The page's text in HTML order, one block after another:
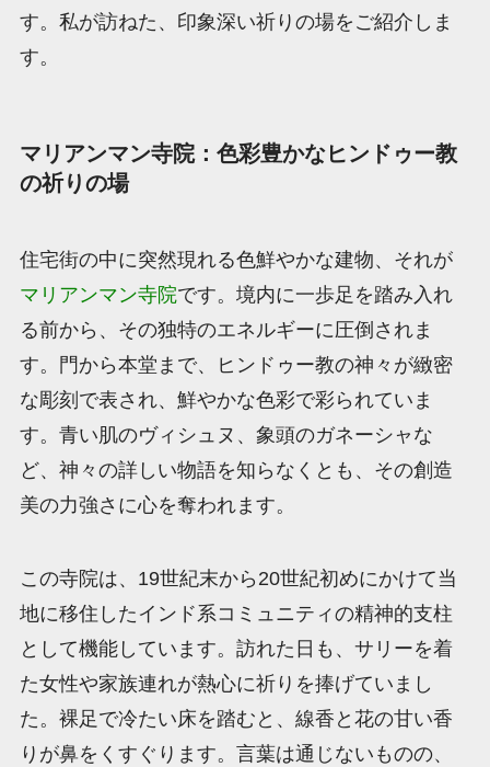
す。私が訪ねた、印象深い祈りの場をご紹介しま
す。
マリアンマン寺院：色彩豊かなヒンドゥー教
の祈りの場
住宅街の中に突然現れる色鮮やかな建物、それが
マリアンマン寺院です。境内に一歩足を踏み入れ
る前から、その独特のエネルギーに圧倒されま
す。門から本堂まで、ヒンドゥー教の神々が緻密
な彫刻で表され、鮮やかな色彩で彩られていま
す。青い肌のヴィシュヌ、象頭のガネーシャな
ど、神々の詳しい物語を知らなくとも、その創造
美の力強さに心を奪われます。
この寺院は、19世紀末から20世紀初めにかけて当
地に移住したインド系コミュニティの精神的支柱
として機能しています。訪れた日も、サリーを着
た女性や家族連れが熱心に祈りを捧げていまし
た。裸足で冷たい床を踏むと、線香と花の甘い香
りが鼻をくすぐります。言葉は通じないものの、